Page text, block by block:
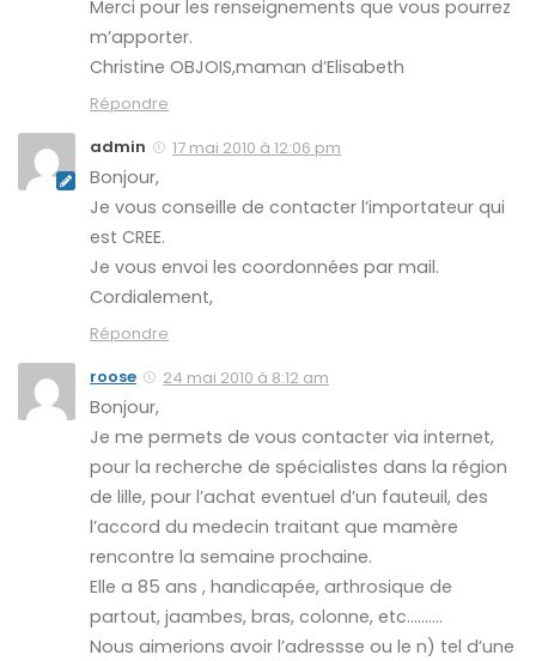
Merci pour les renseignements que vous pourrez
m’apporter.
Christine OBJOIS,maman d’Elisabeth
Répondre
admin
17 mai 2010 à 12:06 pm
Bonjour,
Je vous conseille de contacter l’importateur qui
est CREE.
Je vous envoi les coordonnées par mail.
Cordialement,
Répondre
roose
24 mai 2010 à 8:12 am
Bonjour,
Je me permets de vous contacter via internet,
pour la recherche de spécialistes dans la région
de lille, pour l’achat eventuel d’un fauteuil, des
l’accord du medecin traitant que mamère
rencontre la semaine prochaine.
Elle a 85 ans , handicapée, arthrosique de
partout, jaambes, bras, colonne, etc……….
Nous aimerions avoir l’adressse ou le n) tel d’une